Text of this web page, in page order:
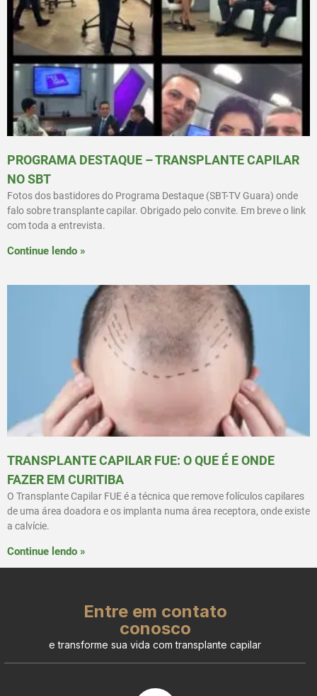
PROGRAMA DESTAQUE – TRANSPLANTE CAPILAR
NO SBT
Fotos dos bastidores do Programa Destaque (SBT-TV Guara) onde
falo sobre transplante capilar. Obrigado pelo convite. Em breve o link
com toda a entrevista.
Continue lendo »
TRANSPLANTE CAPILAR FUE: O QUE É E ONDE
FAZER EM CURITIBA
O Transplante Capilar FUE é a técnica que remove folículos capilares
de uma área doadora e os implanta numa área receptora, onde existe
a calvície.
Continue lendo »
Entre em contato
conosco
e transforme sua vida com transplante capilar